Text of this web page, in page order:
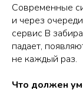
Современные
и через
сервис B
падает,
не каждый раз.
Что должен